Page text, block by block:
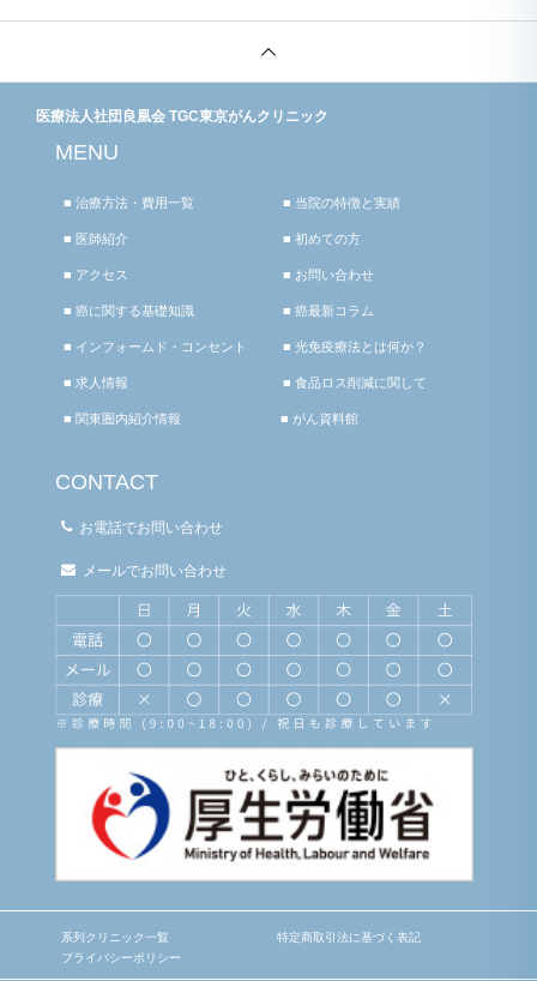
医療法人社団良凰会 TGC東京がんクリニック
MENU
■ 治療方法・費用一覧 ■ 当院の特徴と実績
■ 医師紹介 ■ 初めての方
■ アクセス ■ お問い合わせ
■ 癌に関する基礎知識 ■ 癌最新コラム
■ インフォームド・コンセント ■ 光免疫療法とは何か？
■ 求人情報 ■ 食品ロス削減に関して
■ 関東圏内紹介情報 ■ がん資料館
CONTACT
お電話でお問い合わせ
メールでお問い合わせ
系列クリニック一覧
特定商取引法に基づく表記
プライバシーポリシー